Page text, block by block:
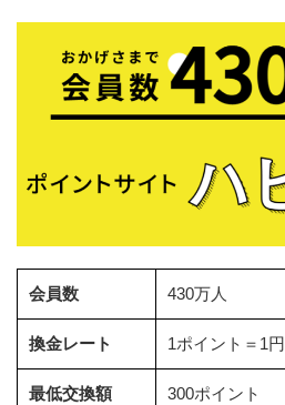
会員数 430万人
換金レート 1ポイント＝1円
最低交換額 300ポイント